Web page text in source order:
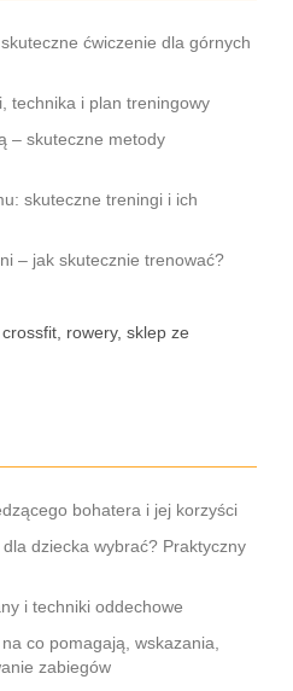
ćwiczenie dla górnych
technika i plan treningowy
– skuteczne metody
skuteczne treningi i ich
– jak skutecznie trenować?
rowery, sklep ze
bohatera i jej korzyści
dziecka wybrać? Praktyczny
i techniki oddechowe
co pomagają, wskazania,
zabiegów